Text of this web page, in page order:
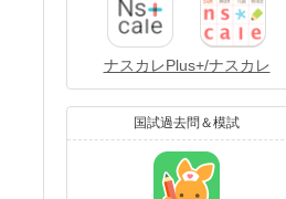
ナスカレPlus+/ナスカレ
国試過去問＆模試